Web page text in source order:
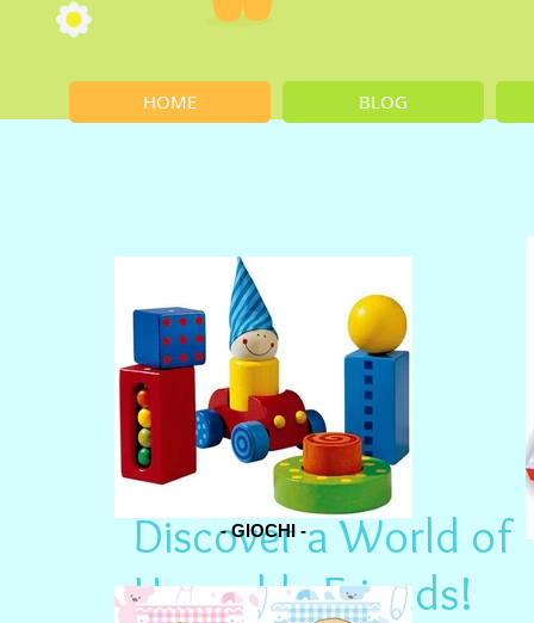
HOME BLOG
Discover a World of
Huggable Friends!
- GIOCHI -